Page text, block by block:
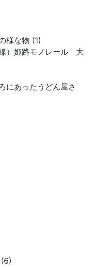
様な物 (1)
）姫路モノレール 大
にあったうどん屋さ